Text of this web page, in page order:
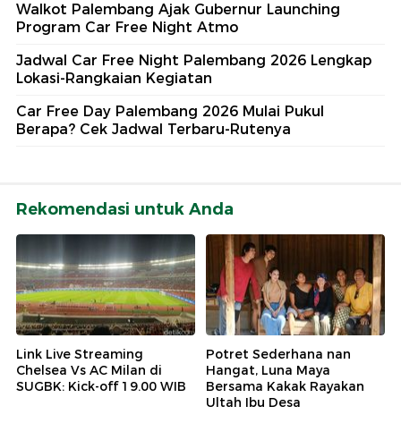
Walkot Palembang Ajak Gubernur Launching
Program Car Free Night Atmo
Jadwal Car Free Night Palembang 2026 Lengkap
Lokasi-Rangkaian Kegiatan
Car Free Day Palembang 2026 Mulai Pukul
Berapa? Cek Jadwal Terbaru-Rutenya
Rekomendasi untuk Anda
Link Live Streaming
Chelsea Vs AC Milan di
SUGBK: Kick-off 19.00 WIB
Potret Sederhana nan
Hangat, Luna Maya
Bersama Kakak Rayakan
Ultah Ibu Desa